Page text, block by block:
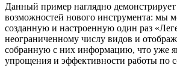
Данный пример наглядно
возможностей нового инструмента: мы
созданную и настроенную один раз
неограниченному числу видов и
собранную с них информацию, что уже
упрощения и эффективности работы по